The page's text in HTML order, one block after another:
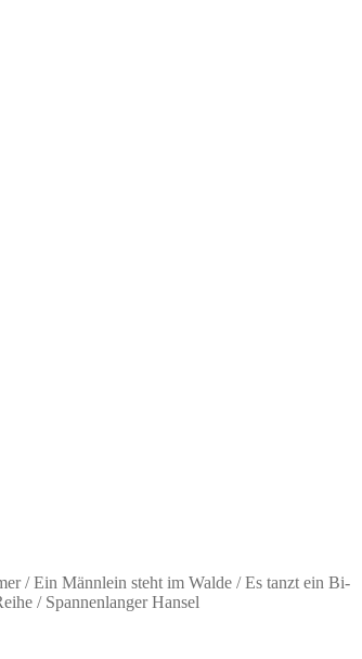
/ Ein Männlein steht im Walde / Es tanzt ein Bi-
/ Spannenlanger Hansel